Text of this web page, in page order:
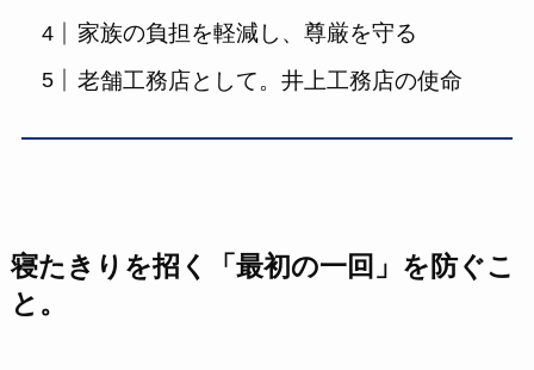
家族の負担を軽減し、尊厳を守る
老舗工務店として。井上工務店の使命
寝たきりを招く「最初の一回」を防ぐこ
と。